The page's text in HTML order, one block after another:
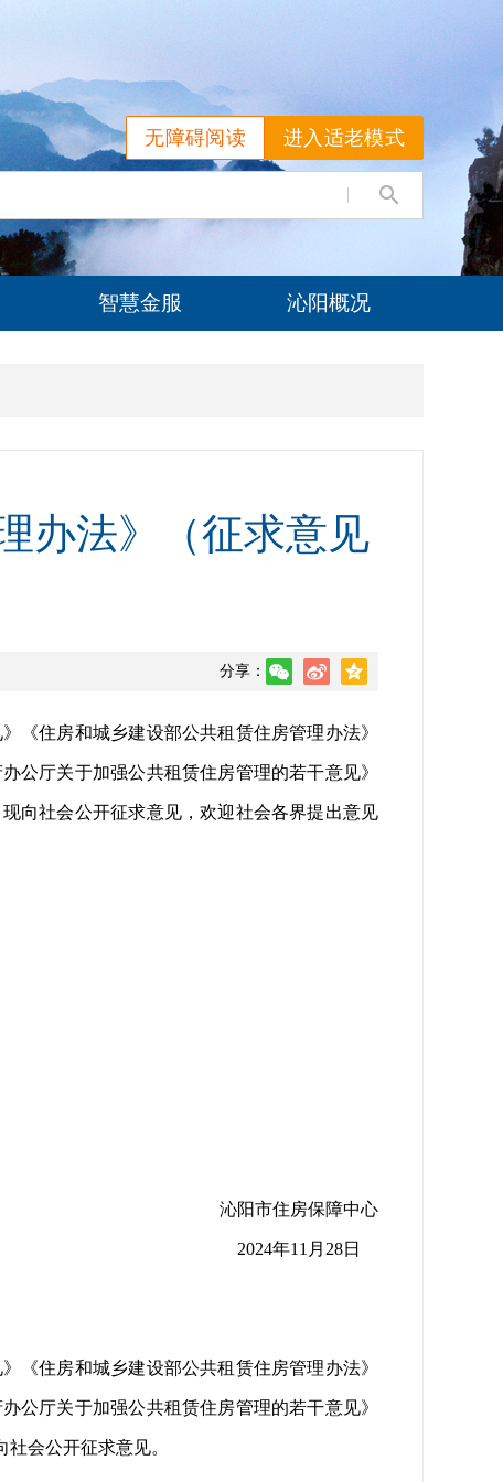
进入适老模式
无障碍阅读
智慧金服 沁阳概况
办法》（征求意见
分享：
住房和城乡建设部公共租赁住房管理办法》
公厅关于加强公共租赁住房管理的若干意见》
向社会公开征求意见，欢迎社会各界提出意见
沁阳市住房保障中心
2024年11月28日
住房和城乡建设部公共租赁住房管理办法》
公厅关于加强公共租赁住房管理的若干意见》
会公开征求意见。